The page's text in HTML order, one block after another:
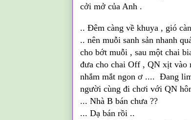
cởi mở củaAnh .
.. Đêm càng về khuya , gió
.. nên muỗisanh sảnnhanh
cho bớt muỗi, sau một chai
đưa cho chai Off, QNxịt vào
nhắm mắt ngon ơ .... Đang
người cùng đi chơi với QN
... Nhà B bán chưa ??
... Dạ bán rồi ..